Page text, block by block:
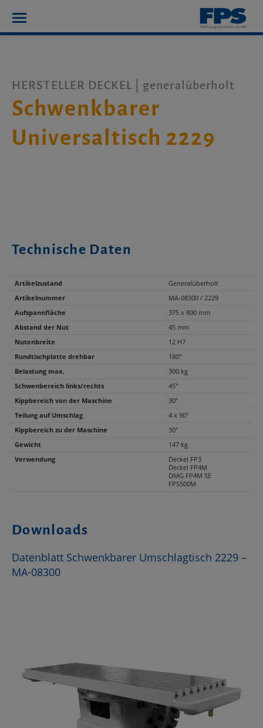
HERSTELLER DECKEL | generalüberholt
Schwenkbarer
Universaltisch 2229
Technische Daten
Artikelzustand
Generalüberholt
Artikelnummer
MA-08300 / 2229
Aufspannfläche
375 x 800 mm
Abstand der Nut
45 mm
Nutenbreite
12 H7
Rundtischplatte drehbar
180°
Belastung max.
300 kg
Schwenbereich links/rechts
45°
Kippbereich von der Maschine
30°
Teilung auf Umschlag
4 x 90°
Kippbereich zu der Maschine
30°
Gewicht
147 kg
Verwendung
Deckel FP3
Deckel FP4M
DMG FP4M SE
FPS500M
Downloads
Datenblatt Schwenkbarer Umschlagtisch 2229 –
MA-08300